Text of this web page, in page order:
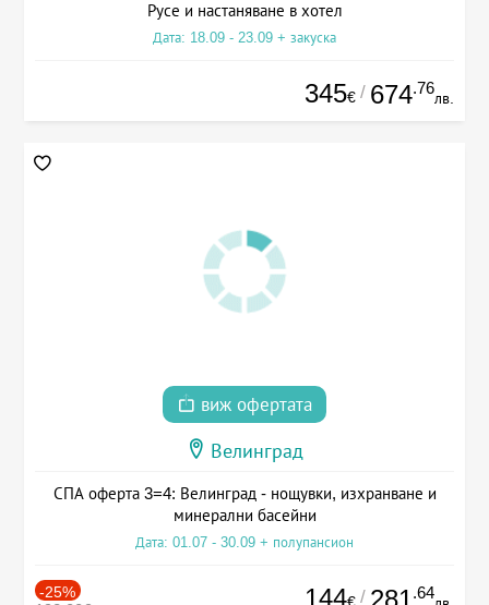
Русе и настаняване в хотел
Дата: 18.09 - 23.09 + закуска
345€ / 674.76
лв.
виж офертата
Велинград
СПА оферта 3=4: Велинград - нощувки, изхранване и
минерални басейни
Дата: 01.07 - 30.09 + полупансион
-25% 144 / 281 .64